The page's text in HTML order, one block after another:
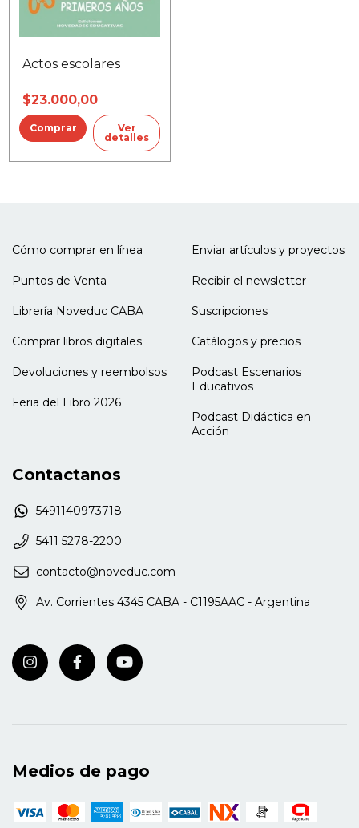
Actos escolares
$23.000,00
Ver
detalles
Cómo comprar en línea
Puntos de Venta
Librería Noveduc CABA
Comprar libros digitales
Devoluciones y reembolsos
Feria del Libro 2026
Enviar artículos y proyectos
Recibir el newsletter
Suscripciones
Catálogos y precios
Podcast Escenarios
Educativos
Podcast Didáctica en
Acción
Contactanos
5491140973718
5411 5278-2200
contacto@noveduc.com
Av. Corrientes 4345 CABA - C1195AAC - Argentina
Medios de pago